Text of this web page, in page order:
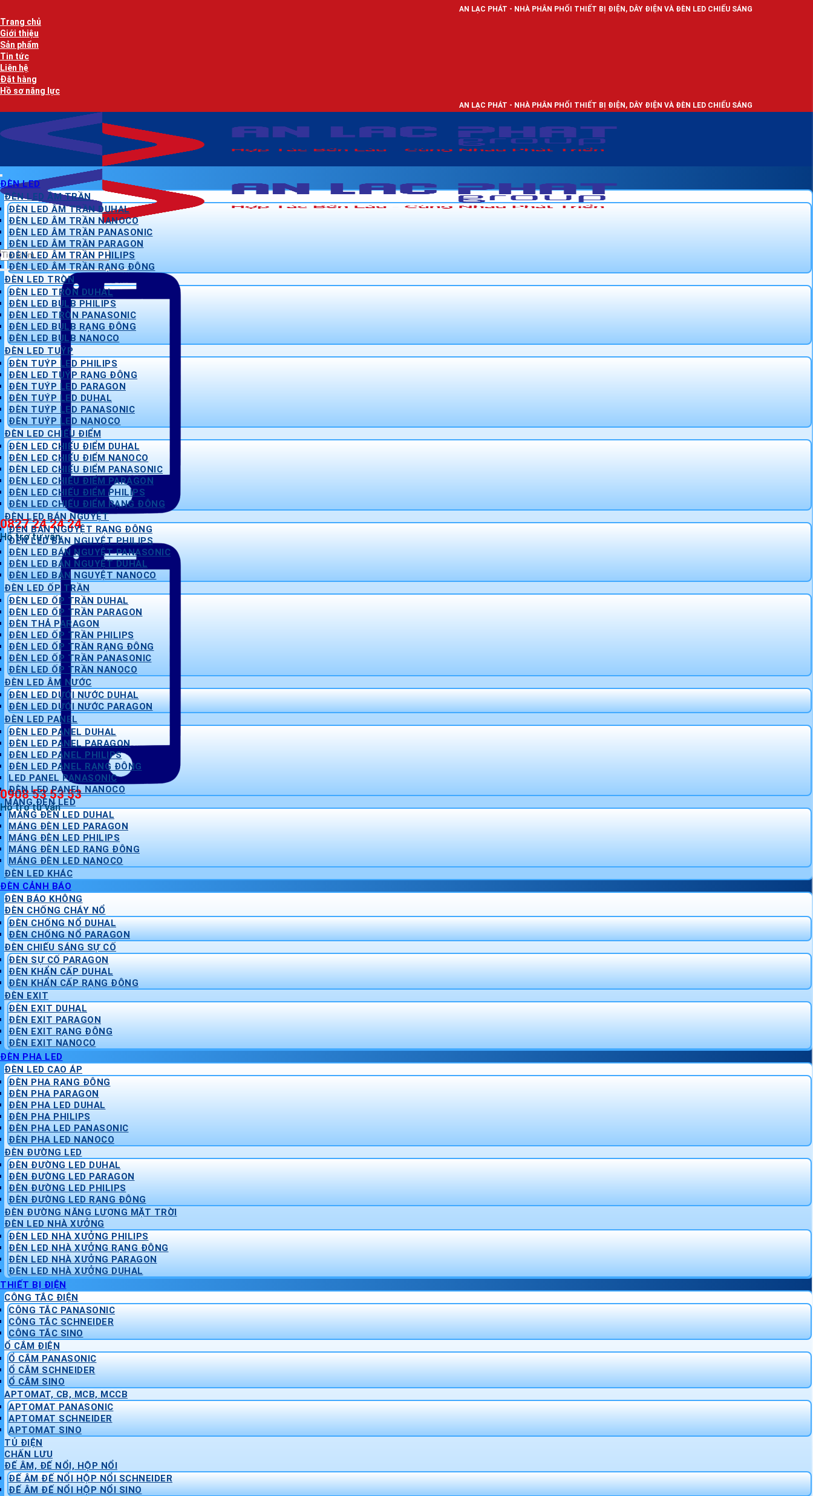
qua
nội
dung
AN LẠC PHÁT - NHÀ PHÂN PHỐI THIẾT BỊ ĐIỆN, DÂY ĐIỆN VÀ ĐÈN LED CHIẾU SÁNG
Trang chủ
Giới thiệu
Sản phẩm
Tin tức
Liên hệ
Đặt hàng
Hồ sơ năng lực
AN LẠC PHÁT - NHÀ PHÂN PHỐI THIẾT BỊ ĐIỆN, DÂY ĐIỆN VÀ ĐÈN LED CHIẾU SÁNG
Tìm
kiếm:
0827 24 24 24
Hỗ trợ tư vấn
0908 53 53 53
Hỗ trợ tư vấn
ĐÈN LED
ĐÈN LED ÂM TRẦN
ĐÈN LED ÂM TRẦN DUHAL
ĐÈN LED ÂM TRẦN NANOCO
ĐÈN LED ÂM TRẦN PANASONIC
ĐÈN LED ÂM TRẦN PARAGON
ĐÈN LED ÂM TRẦN PHILIPS
ĐÈN LED ÂM TRẦN RẠNG ĐÔNG
ĐÈN LED TRÒN
ĐÈN LED TRÒN DUHAL
ĐÈN LED BULB PHILIPS
ĐÈN LED TRÒN PANASONIC
ĐÈN LED BULB RẠNG ĐÔNG
ĐÈN LED BULB NANOCO
ĐÈN LED TUÝP
ĐÈN TUÝP LED PHILIPS
ĐÈN LED TUÝP RẠNG ĐÔNG
ĐÈN TUÝP LED PARAGON
ĐÈN TUÝP LED DUHAL
ĐÈN TUÝP LED PANASONIC
ĐÈN TUÝP LED NANOCO
ĐÈN LED CHIẾU ĐIỂM
ĐÈN LED CHIẾU ĐIỂM DUHAL
ĐÈN LED CHIẾU ĐIỂM NANOCO
ĐÈN LED CHIẾU ĐIỂM PANASONIC
ĐÈN LED CHIẾU ĐIỂM PARAGON
ĐÈN LED CHIẾU ĐIỂM PHILIPS
ĐÈN LED CHIẾU ĐIỂM RẠNG ĐÔNG
ĐÈN LED BÁN NGUYỆT
ĐÈN BÁN NGUYỆT RẠNG ĐÔNG
ĐÈN LED BÁN NGUYỆT PHILIPS
ĐÈN LED BÁN NGUYỆT PANASONIC
ĐÈN LED BÁN NGUYỆT DUHAL
ĐÈN LED BÁN NGUYỆT NANOCO
ĐÈN LED ỐP TRẦN
ĐÈN LED ỐP TRẦN DUHAL
ĐÈN LED ỐP TRẦN PARAGON
ĐÈN THẢ PARAGON
ĐÈN LED ỐP TRẦN PHILIPS
ĐÈN LED ỐP TRẦN RẠNG ĐÔNG
ĐÈN LED ỐP TRẦN PANASONIC
ĐÈN LED ỐP TRẦN NANOCO
ĐÈN LED ÂM NƯỚC
ĐÈN LED DƯỚI NƯỚC DUHAL
ĐÈN LED DƯỚI NƯỚC PARAGON
ĐÈN LED PANEL
ĐÈN LED PANEL DUHAL
ĐÈN LED PANEL PARAGON
ĐÈN LED PANEL PHILIPS
ĐÈN LED PANEL RẠNG ĐÔNG
LED PANEL PANASONIC
ĐÈN LED PANEL NANOCO
MÁNG ĐÈN LED
MÁNG ĐÈN LED DUHAL
MÁNG ĐÈN LED PARAGON
MÁNG ĐÈN LED PHILIPS
MÁNG ĐÈN LED RẠNG ĐÔNG
MÁNG ĐÈN LED NANOCO
ĐÈN LED KHÁC
ĐÈN CẢNH BÁO
ĐÈN BÁO KHÔNG
ĐÈN CHỐNG CHÁY NỔ
ĐÈN CHỐNG NỔ DUHAL
ĐÈN CHỐNG NỔ PARAGON
ĐÈN CHIẾU SÁNG SỰ CỐ
ĐÈN SỰ CỐ PARAGON
ĐÈN KHẨN CẤP DUHAL
ĐÈN KHẨN CẤP RẠNG ĐÔNG
ĐÈN EXIT
ĐÈN EXIT DUHAL
ĐÈN EXIT PARAGON
ĐÈN EXIT RẠNG ĐÔNG
ĐÈN EXIT NANOCO
ĐÈN PHA LED
ĐÈN LED CAO ÁP
ĐÈN PHA RẠNG ĐÔNG
ĐÈN PHA PARAGON
ĐÈN PHA LED DUHAL
ĐÈN PHA PHILIPS
ĐÈN PHA LED PANASONIC
ĐÈN PHA LED NANOCO
ĐÈN ĐƯỜNG LED
ĐÈN ĐƯỜNG LED DUHAL
ĐÈN ĐƯỜNG LED PARAGON
ĐÈN ĐƯỜNG LED PHILIPS
ĐÈN ĐƯỜNG LED RẠNG ĐÔNG
ĐÈN ĐƯỜNG NĂNG LƯỢNG MẶT TRỜI
ĐÈN LED NHÀ XƯỞNG
ĐÈN LED NHÀ XƯỞNG PHILIPS
ĐÈN LED NHÀ XƯỞNG RẠNG ĐÔNG
ĐÈN LED NHÀ XƯỞNG PARAGON
ĐÈN LED NHÀ XƯỞNG DUHAL
THIẾT BỊ ĐIỆN
CÔNG TẮC ĐIỆN
CÔNG TẮC PANASONIC
CÔNG TẮC SCHNEIDER
CÔNG TẮC SINO
Ổ CẮM ĐIỆN
Ổ CẮM PANASONIC
Ổ CẮM SCHNEIDER
Ổ CẮM SINO
APTOMAT, CB, MCB, MCCB
APTOMAT PANASONIC
APTOMAT SCHNEIDER
APTOMAT SINO
TỦ ĐIỆN
CHẤN LƯU
ĐẾ ÂM, ĐẾ NỔI, HỘP NỔI
ĐẾ ÂM ĐẾ NỔI HỘP NỔI SCHNEIDER
ĐẾ ÂM ĐẾ NỔI HỘP NỔI SINO